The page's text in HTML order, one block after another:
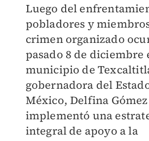
Luego del
pobladores y
crimen organizado
pasado 8 de diciembre
municipio de
gobernadora del
México, Delfina
implementó una
integral de apoyo a la